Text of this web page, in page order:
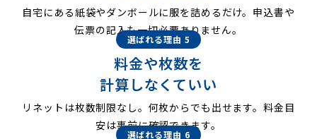
自宅にある紙袋やダンボールに服を詰めるだけ。申込書や
伝票の記入も一切必要ありません。
選ばれる理由 5
料金や枚数を
計算しなくていい
リネットは枚数制限なし。何枚からでも出せます。料金目
安は事前に確認できます。
選ばれる理由 6